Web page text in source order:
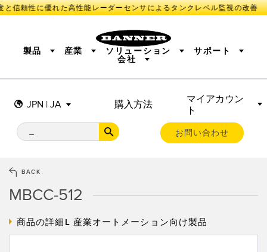
信頼性に優れた高性能レーダーセンサによるタンクレベル監視の改善
JPN | JA 購入方法
マイアカウン
ト
お問い合わせ
製品
センサ
測定ソリューション
BARCODE & VISION
リモートI/O
CONNECTIVITY
ソフトウエア
センサ
産業 ソリューション
IIOT AND THE SMART FACTORY
MACHINE GUARDING
PICK-TO-LIGHT
INDUSTRIAL ILLUMINATION
MEASUREMENT & INSPECTION
VEHICLE DETECTION
RADAR APPLICATIONS
サポート
会社
BACK
MBCC-512
商品の詳細L 産業オートメーション向け製品